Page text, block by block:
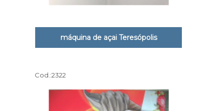
máquina de açai Teresópolis
Cod.:2322